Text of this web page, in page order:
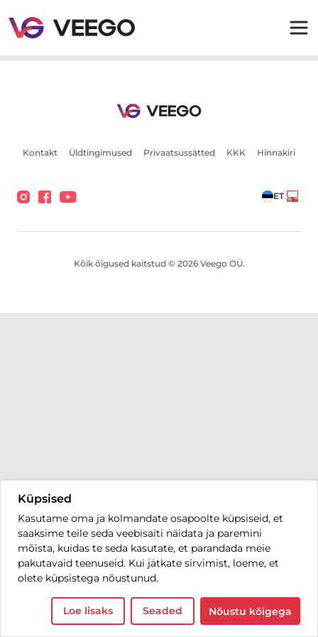
Küpsised
Kasutame oma ja kolmandate osapoolte küpsiseid, et
saaksime teile seda veebisaiti näidata ja paremini
mõista, kuidas te seda kasutate, et parandada meie
pakutavaid teenuseid. Kui jätkate sirvimist, loeme, et
olete küpsistega nõustunud.
Loe lisaks Seaded Nõustu kõigega
Kontakt Üldtingimused Privaatsussätted KKK Hinnakiri
ET
Kõik õigused kaitstud © 2026 Veego OÜ.